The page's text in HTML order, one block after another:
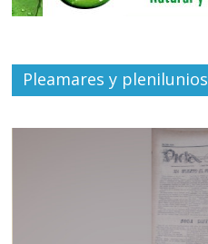
Pleamares y plenilunios